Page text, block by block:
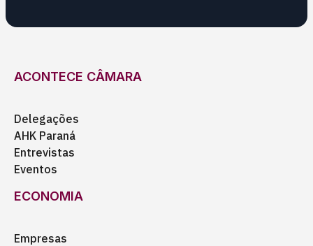
ACONTECE CÂMARA
Delegações
AHK Paraná
Entrevistas
Eventos
ECONOMIA
Empresas